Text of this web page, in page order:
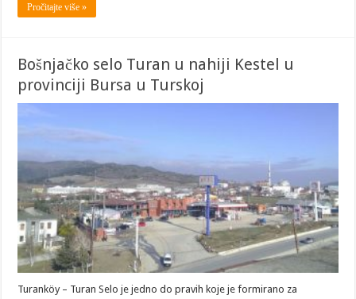
Pročitajte više »
Bošnjačko selo Turan u nahiji Kestel u
provinciji Bursa u Turskoj
Turanköy – Turan Selo je jedno do pravih koje je formirano za